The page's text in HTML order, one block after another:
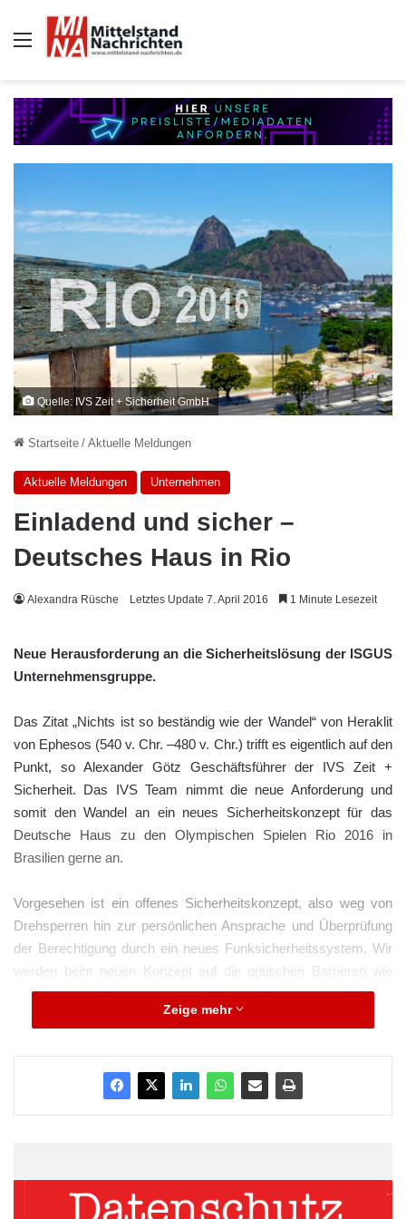
Auswahl
Quelle: IVS Zeit + Sicherheit GmbH
Startseite / Aktuelle Meldungen
Aktuelle Meldungen Unternehmen
Einladend und sicher –
Deutsches Haus in Rio
Alexandra Rüsche Letztes Update 7. April 2016 1 Minute Lesezeit
Neue Herausforderung an die Sicherheitslösung der ISGUS
Unternehmensgruppe.
Das Zitat „Nichts ist so beständig wie der Wandel“ von Heraklit
von Ephesos (540 v. Chr. –480 v. Chr.) trifft es eigentlich auf den
Punkt, so Alexander Götz Geschäftsführer der IVS Zeit +
Sicherheit. Das IVS Team nimmt die neue Anforderung und
somit den Wandel an ein neues Sicherheitskonzept für das
Deutsche Haus zu den Olympischen Spielen Rio 2016 in
Brasilien gerne an.
Vorgesehen ist ein offenes Sicherheitskonzept, also weg von
Drehsperren hin zur persönlichen Ansprache und Überprüfung
der Berechtigung durch ein neues Funksicherheitssystem. Wir
werden beim neuen Konzept auf die optischen Barrieren wie
Drehsperren, Gates usw. verzichten. Somit erscheint das
Deutsche Haus als einladende Begegnungsstätte für sämtliche
für die Besucher und Mitarbeiter im Deutschen Haus ein
Höchstmaß an Sicherheit durch die Systemlösung der ISGUS
Zeige mehr